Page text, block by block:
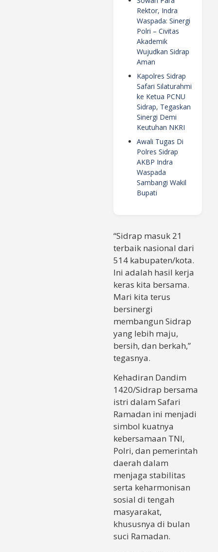
Rektor, Indra
Waspada: Sinergi
Polri – Civitas
Akademik
Wujudkan Sidrap
Aman
Kapolres Sidrap
Safari Silaturahmi
ke Ketua PCNU
Sidrap, Tegaskan
Sinergi Demi
Keutuhan NKRI
Awali Tugas Di
Polres Sidrap
AKBP Indra
Waspada
Sambangi Wakil
Bupati
“Sidrap masuk 21
terbaik nasional dari
514 kabupaten/kota.
Ini adalah hasil kerja
keras kita bersama.
Mari kita terus
bersinergi
membangun Sidrap
yang lebih maju,
bersih, dan berkah,”
tegasnya.
Kehadiran Dandim
1420/Sidrap bersama
istri dalam Safari
Ramadan ini menjadi
simbol kuatnya
kebersamaan TNI,
Polri, dan pemerintah
daerah dalam
menjaga stabilitas
serta keharmonisan
sosial di tengah
masyarakat,
khususnya di bulan
suci Ramadan.